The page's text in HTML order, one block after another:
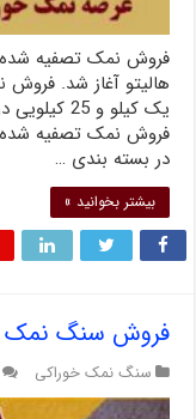
فروش نمک تصفیه شده
هالیتو آغاز شد.
یک کیلو و
فروش نمک تصفیه شده
در بسته بندی …
بیشتر بخوانید »
فروش سنگ نمک
سنگ نمک خوراکی